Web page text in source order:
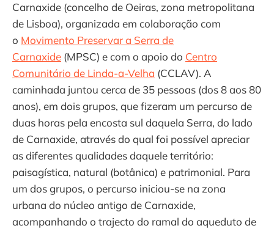
Carnaxide (concelho de Oeiras, zona metropolitana
de Lisboa), organizada em colaboração com
o Movimento Preservar a Serra de
Carnaxide (MPSC) e com o apoio do Centro
Comunitário de Linda-a-Velha (CCLAV). A
caminhada juntou cerca de 35 pessoas (dos 8 aos 80
anos), em dois grupos, que fizeram um percurso de
duas horas pela encosta sul daquela Serra, do lado
de Carnaxide, através do qual foi possível apreciar
as diferentes qualidades daquele território:
paisagística, natural (botânica) e patrimonial. Para
um dos grupos, o percurso iniciou-se na zona
urbana do núcleo antigo de Carnaxide,
acompanhando o trajecto do ramal do aqueduto de